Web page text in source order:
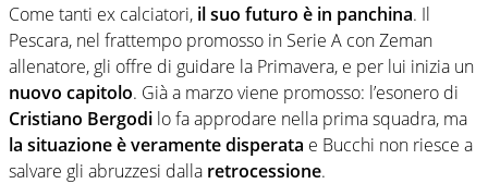
Come tanti ex calciatori, il suo futuro è in panchina. Il
Pescara, nel frattempo promosso in Serie A con Zeman
allenatore, gli offre di guidare la Primavera, e per lui inizia un
nuovo capitolo. Già a marzo viene promosso: l’esonero di
Cristiano Bergodi lo fa approdare nella prima squadra, ma
la situazione è veramente disperata e Bucchi non riesce a
salvare gli abruzzesi dalla retrocessione.